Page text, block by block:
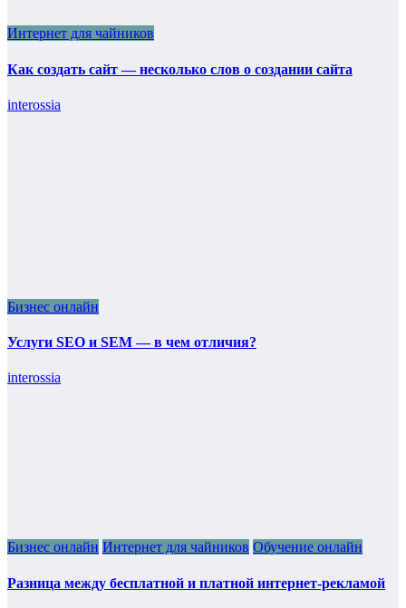
Интернет для чайников
Как создать сайт — несколько слов о создании сайта
interossia
Бизнес онлайн
Услуги SEO и SEM — в чем отличия?
interossia
Бизнес онлайн Интернет для чайников Обучение онлайн
Разница между бесплатной и платной интернет-рекламой